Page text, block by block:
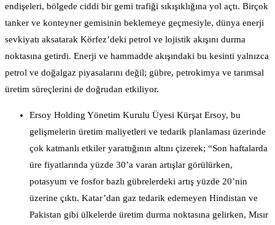
endişeleri, bölgede ciddi bir gemi trafiği sıkışıklığına yol açtı. Birçok
tanker ve konteyner gemisinin beklemeye geçmesiyle, dünya enerji
sevkiyatı aksatarak Körfez’deki petrol ve lojistik akışını durma
noktasına getirdi. Enerji ve hammadde akışındaki bu kesinti yalnızca
petrol ve doğalgaz piyasalarını değil; gübre, petrokimya ve tarımsal
üretim süreçlerini de doğrudan etkiliyor.
Ersoy Holding Yönetim Kurulu Üyesi Kürşat Ersoy, bu
gelişmelerin üretim maliyetleri ve tedarik planlaması üzerinde
çok katmanlı etkiler yarattığının altını çizerek; “Son haftalarda
üre fiyatlarında yüzde 30’a varan artışlar görülürken,
potasyum ve fosfor bazlı gübrelerdeki artış yüzde 20’nin
üzerine çıktı. Katar’dan gaz tedarik edemeyen Hindistan ve
Pakistan gibi ülkelerde üretim durma noktasına gelirken, Mısır